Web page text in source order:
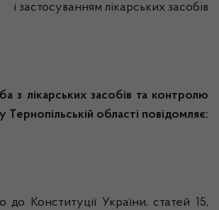
і застосуванням лікарських засобів
з лікарських засобів та контролю
Тернопільській області повідомляє:
до Конституції України, статей 15,